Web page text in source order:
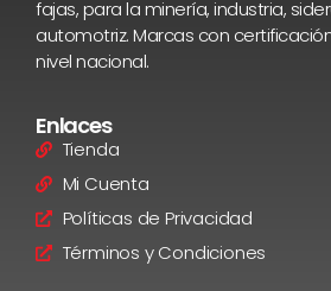
fajas, para la minería, industria,
automotriz. Marcas con
nivel nacional.
Enlaces
Tienda
Mi Cuenta
Políticas de Privacidad
Términos y Condiciones